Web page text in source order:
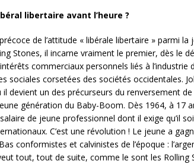
libertaire avant l’heure ?
de l’attitude « libérale libertaire » parmi la
Stones, il incarne vraiment le premier, dès le
commerciaux personnels liés à l’industrie
sociales corsetées des sociétés occidentales.
devient un des précurseurs du renversement
génération du Baby-Boom. Dès 1964, à 17
de jeune professionnel dont il exige qu’il
C’est une révolution ! Le jeune a
conformistes et calvinistes de l’époque :
tout, tout de suite, comme le sont les Rolling